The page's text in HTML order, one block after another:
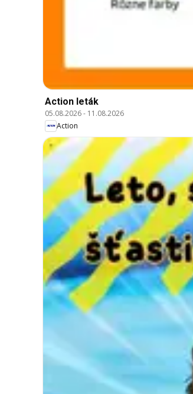
Action leták
05.08.2026- 11.08.2026
Action